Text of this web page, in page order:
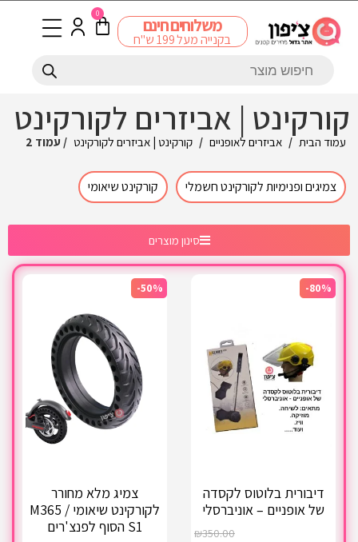
משלוחים חינם
בקנייה מעל 199 ש"ח
0
קורקינט | אביזרים לקורקינט
עמוד הבית / אביזרים לאופניים / קורקינט | אביזרים לקורקינט / עמוד 2
צמיגים ופנימיות לקורקינט חשמלי קורקינט שיאומי
סינון מוצרים
-80%
דיבורית בלוטוס לקסדה
של אופניים – אוניברסלי
₪350.00
-50%
צמיג מלא מחורר
לקורקינט שיאומי M365 /
S1 הסוף לפנצ'רים